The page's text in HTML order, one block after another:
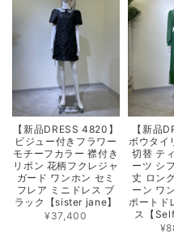
【新品DRESS 4820】
ビジュー付きフラワー
モチーフカラー 襟付き
リボン 花柄フクレジャ
ガード ワンホン セミ
フレア ミニドレス ブ
ラック【sister jane】
¥37,400
【新品
ボウタイ
切替 テ
ーツ シ
丈 ロン
ーン ワ
ポートド
ス【